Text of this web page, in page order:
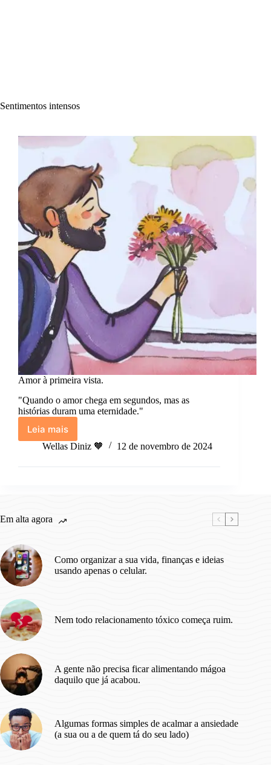
Sentimentos intensos
Amor à primeira vista.
"Quando o amor chega em segundos, mas as
histórias duram uma eternidade."
Leia mais
Amor
à
vista.
Wellas Diniz 🧡 12 de novembro de 2024
Em alta agora
Como organizar a sua vida, finanças e ideias
usando apenas o celular.
Nem todo relacionamento tóxico começa ruim.
A gente não precisa ficar alimentando mágoa
daquilo que já acabou.
Algumas formas simples de acalmar a ansiedade
(a sua ou a de quem tá do seu lado)